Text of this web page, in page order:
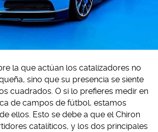
la que actúan los catalizadores no
sino que su presencia se siente
cuadrados. O si lo prefieres medir en
de campos de fútbol, estamos
ellos. Esto se debe a que el Chiron
catalíticos, y los dos principales